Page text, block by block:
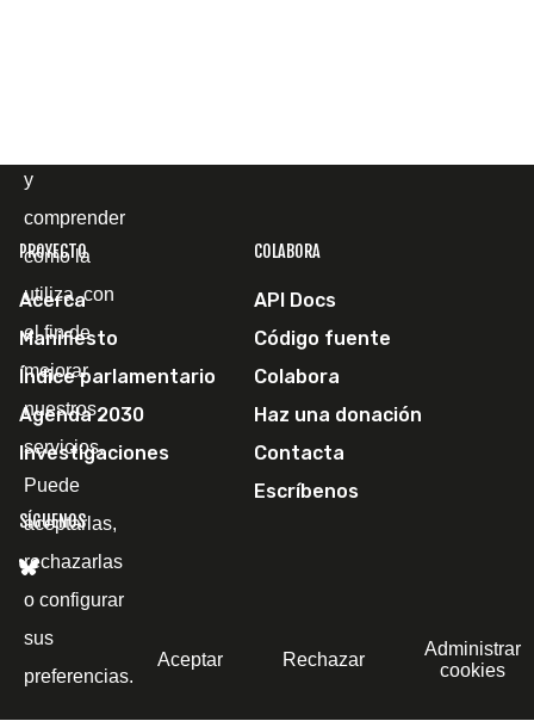
PROYECTO
Acerca
Manifiesto
Índice parlamentario
Agenda 2030
Investigaciones
COLABORA
API Docs
Código fuente
Colabora
Haz una donación
Contacta
Escríbenos
SÍGUENOS
y
comprender
cómo la
utiliza, con
el fin de
mejorar
nuestros
servicios.
Puede
aceptarlas,
rechazarlas
o configurar
sus
preferencias.
Aceptar Rechazar
Administrar
cookies